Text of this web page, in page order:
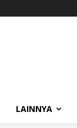
LAINNYA